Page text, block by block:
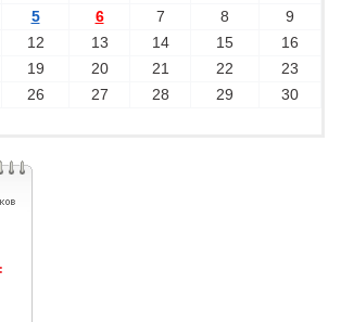
5 6 7 8
9
12 13 14 15
16
19 20 21 22
23
26 27 28 29
30